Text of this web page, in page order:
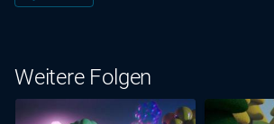
Weitere Folgen